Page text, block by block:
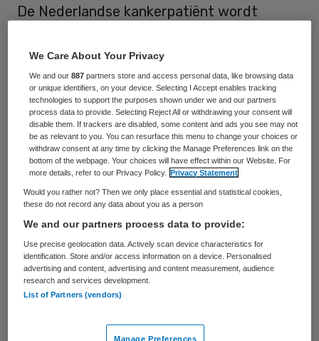
De Nederlandse kankerpatiënt wordt
uit een internationaal onderzoek waarover
de Volkskrant onlangs berichtte.
Tegelijkertijd maakte actualiteitenrubriek
Nieuwsuur in een reeks verhalen over de
toegang tot de hospices een uitzending
over het feit dat artsen te lang
doorbehandelen. Verwarrend, al kunnen
beide conclusies natuurlijk waar zijn. Het is
maar waar je wat vergelijkt. We kunnen het
beter doen dan andere landen maar dat wil
niet zeggen dat we toch te lang
doorbehandelen.
Alles uit de kast
We Care About Your Privacy
We and our887 partners store and access personal data, like browsing data
or unique identifiers, on your device. Selecting I Accept enables tracking
technologies to support the purposes shown under we and our partners
process data to provide. Selecting Reject All or withdrawing your consent will
disable them. If trackers are disabled, some content and ads you see may not
be as relevant to you. You can resurface this menu to change your choices or
withdraw consent at any time by clicking the Manage Preferences link on the
bottom of the webpage. Your choices will have effect within our Website. For
more details, refer to our Privacy Policy.
Privacy Statement
Would you rather not? Then we only place essential and statistical cookies,
these do not record any data about you as a person
We and our partners process data to provide:
Use precise geolocation data. Actively scan device characteristics for
identification. Store and/or access information on a device. Personalised
advertising and content, advertising and content measurement, audience
research and services development.
List of Partners (vendors)
Manage Preferences